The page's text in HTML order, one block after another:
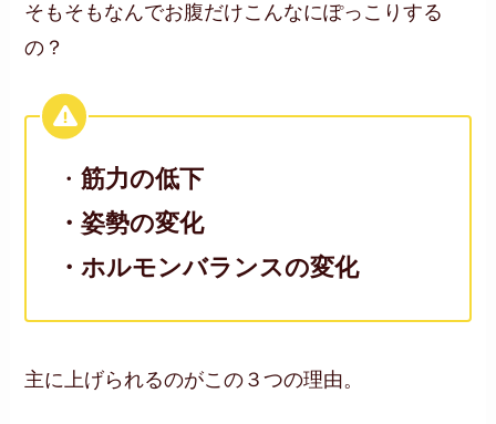
そもそもなんでお腹だけこんなにぽっこりする
の？
・筋力の低下
・姿勢の変化
・ホルモンバランスの変化
主に上げられるのがこの３つの理由。